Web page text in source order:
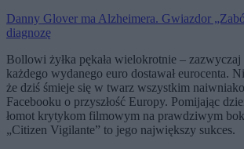
Danny Glover ma Alzheimera. Gwiazdor
diagnozę
Bollowi żyłka pękała wielokrotnie –
każdego wydanego euro dostawał eurocenta.
że dziś śmieje się w twarz wszystkim
Facebooku o przyszłość Europy. Pomijając
łomot krytykom filmowym na prawdziwym
„Citizen Vigilante” to jego największy sukces.